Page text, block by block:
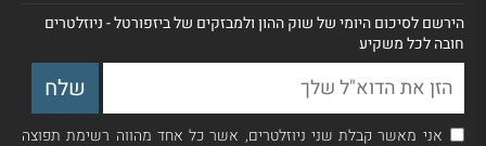
הירשם לסיכום היומי של שוק ההון ולמבזקים של ביזפורטל - ניוזלטרים
חובה לכל משקיע
אני מאשר קבלת שני ניוזלטרים, אשר כל אחד מהווה רשימת תפוצה